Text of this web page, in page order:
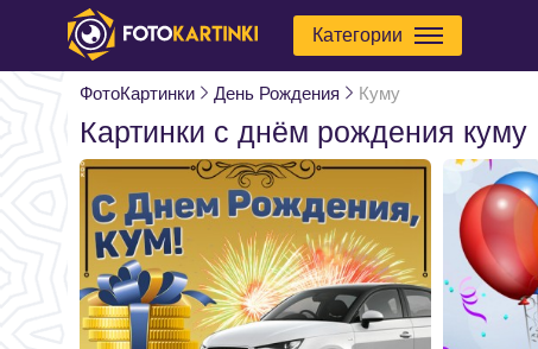
Категории
ФотоКартинки День Рождения Куму
Картинки с днём рождения куму